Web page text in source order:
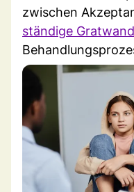
zwischen
ständige